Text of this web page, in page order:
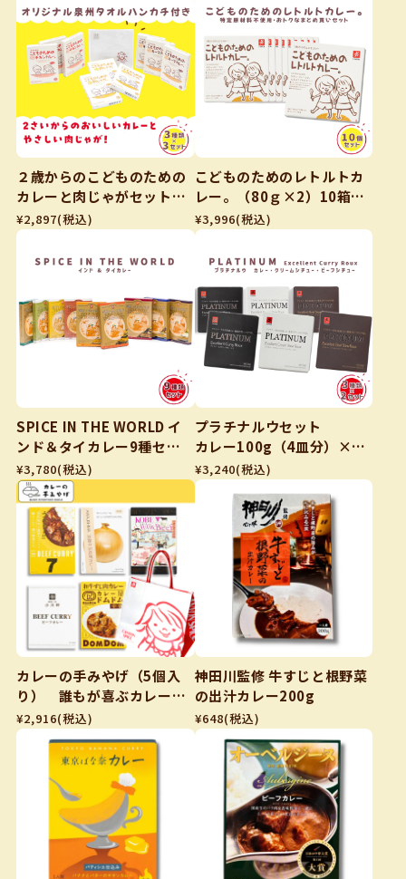
２歳からのこどものための
カレーと肉じゃがセット
（オリジナル泉州タオル付
き）
¥2,897(税込)
こどものためのレトルトカ
レー。（80ｇ×2）10箱セ
ット
¥3,996(税込)
SPICE IN THE WORLD イ
ンド＆タイカレー9種セッ
ト（かわいい紙袋付き）
¥3,780(税込)
プラチナルウセット
カレー100g（4皿分）×2
個、クリームシチュー100g
（4皿分）×2個、ビーフシ
チュー100g（4皿分）×2
¥3,240(税込)
カレーの手みやげ（5個入
り） 誰もが喜ぶカレーセ
ットかわいい紙袋付き
¥2,916(税込)
神田川監修 牛すじと根野菜
の出汁カレー200g
¥648(税込)